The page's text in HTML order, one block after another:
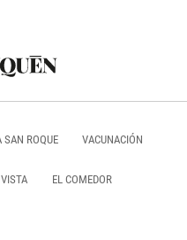
SAN ROQUE VACUNACIÓN
EL COMEDOR